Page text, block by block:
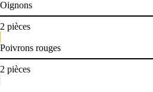
Oignons
2 pièces
Poivrons rouges
2 pièces